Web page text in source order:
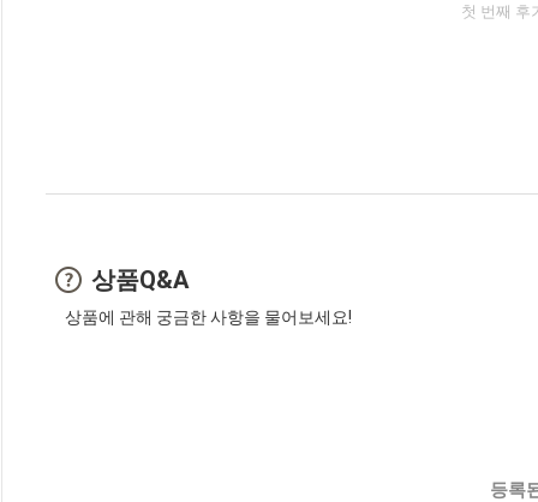
첫 번째 후
상품Q&A
상품에 관해 궁금한 사항을 물어보세요!
등록